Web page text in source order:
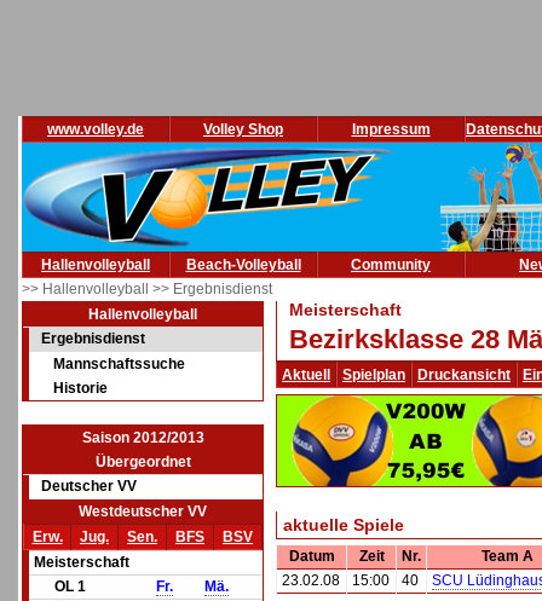
www.volley.de Volley Shop Impressum
Hallenvolleyball Beach-Volleyball Community
>> Hallenvolleyball >> Ergebnisdienst
Hallenvolleyball
Ergebnisdienst
Mannschaftssuche
Historie
Saison 2012/2013
Übergeordnet
Deutscher VV
Westdeutscher VV
Erw.
Jug. Sen. BFS
BSV
Meisterschaft
OL 1
Fr.
Mä.
Meisterschaft
Bezirksklasse 28
Aktuell Spielplan Druckansicht
aktuelle Spiele
Datum Zeit Nr.
Team A
23.02.08
15:00 40 SCU